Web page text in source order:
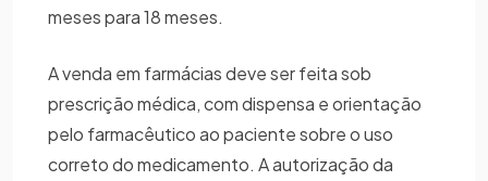
meses para 18 meses.
A venda em farmácias deve ser feita sob
prescrição médica, com dispensa e orientação
pelo farmacêutico ao paciente sobre o uso
correto do medicamento. A autorização da